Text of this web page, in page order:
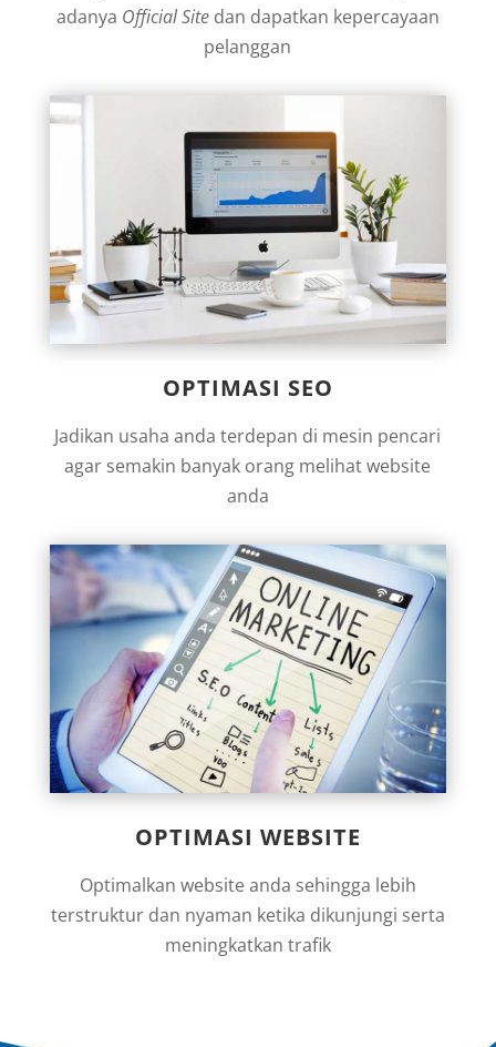
adanya Official Sitedan dapatkan kepercayaan
pelanggan
OPTIMASI SEO
Jadikan usaha anda terdepan di mesin pencari
agar semakin banyak orang melihat website
anda
OPTIMASI WEBSITE
Optimalkan website anda sehingga lebih
terstruktur dan nyaman ketika dikunjungi serta
meningkatkan trafik